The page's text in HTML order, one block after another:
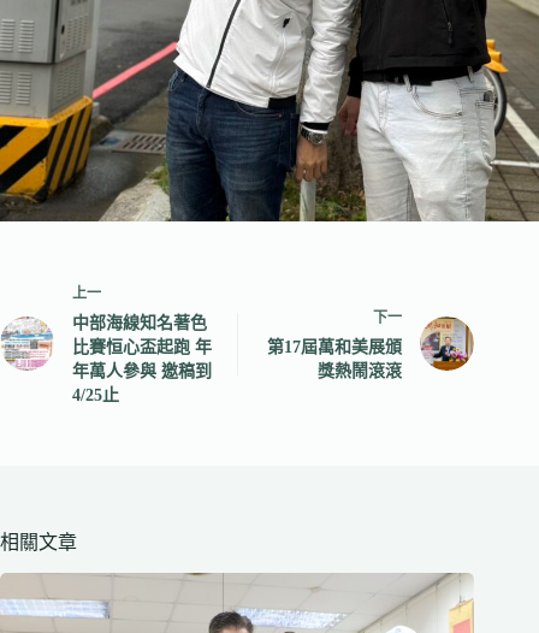
上一
中部海線知名著色
比賽恒心盃起跑 年
年萬人參與 邀稿到
4/25止
下一
第17屆萬和美展頒
獎熱鬧滾滾
相關文章